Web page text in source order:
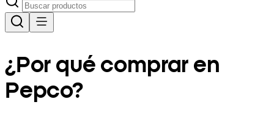
¿Por qué comprar en
Pepco?